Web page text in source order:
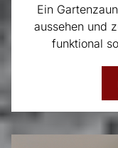
Ein
aussehen und
funktional